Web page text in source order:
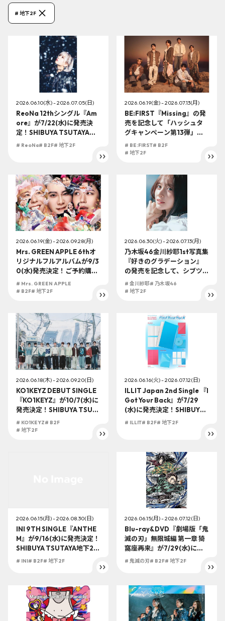
# 地下2F
2026.06.10(水) - 2026.07.05(日)
ReoNa 12thシングル『Am
ore』が7/22(水)に発売決
定！SHIBUYA TSUTAYA地
下2F店頭受取での予約購入
# ReoNa# B2F# 地下2F
2026.06.19(金) - 2026.07.13(月)
BE:FIRST『Missing』の発
売を記念して「ハッシュタ
グキャンペーン第13弾」が
開催決定！キャンペーンに
合わせてシブツタ地下2Fに
# BE:FIRST# B2F
# 地下2F
2026.06.19(金) - 2026.09.28(月)
Mrs. GREEN APPLE 6thオ
リジナルフルアルバムが9/3
0(水)発売決定！ご予約購入
で早期予約購入特典「GREE
N CODE」をプレゼント！シ
# Mrs. GREEN APPLE
# B2F# 地下2F
2026.06.30(火) - 2026.07.13(月)
乃木坂46金川紗耶1st写真集
『好きのグラデーション』
の発売を記念して、シブツタ
地下2Fにてパネル展示が開
催決定！さらに、パネル抽
# 金川紗耶# 乃木坂46
# 地下2F
2026.06.18(木) - 2026.09.20(日)
KO1KEYZ DEBUT SINGLE
『KO1KEYZ』が10/7(水)に
発売決定！SHIBUYA TSUT
AYA地下2F店頭受取での予
約購入の受付を開始！
# KO1KEYZ# B2F
# 地下2F
2026.06.16(火) - 2026.07.12(日)
ILLIT Japan 2nd Single 『I
Got Your Back』が7/29
(水)に発売決定！SHIBUYA
TSUTAYA地下2F店頭受取で
# ILLIT# B2F# 地下2F
2026.06.15(月) - 2026.08.30(日)
INI 9TH SINGLE『ANTHE
M』が9/16(水)に発売決定！
SHIBUYA TSUTAYA地下2F
店頭受取での予約購入の受
# INI# B2F# 地下2F
2026.06.15(月) - 2026.07.12(日)
Blu-ray&DVD『劇場版「鬼
滅の刃」無限城編 第一章 猗
窩座再来』が7/29(水)に発
売決定！SHIBUYA TSUTAY
A地下2F店頭受取での予約購
# 鬼滅の刃# B2F# 地下2F